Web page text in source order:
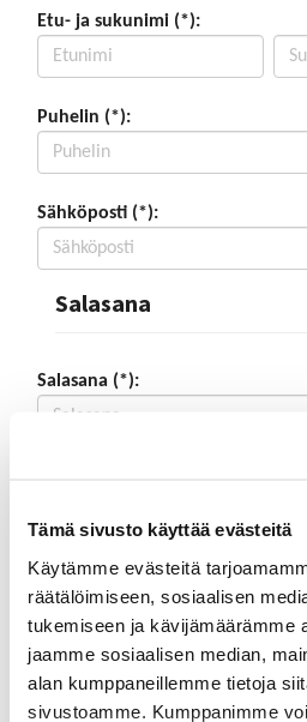
Tämä sivusto käyttää evästeitä
Käytämme evästeitä
räätälöimiseen, sosiaalisen
tukemiseen ja kävijämäärämme
jaamme sosiaalisen median,
alan kumppaneillemme tietoja
sivustoamme. Kumppanimme
Etu- ja sukunimi (*):
Puhelin (*):
Sähköposti (*):
Salasana
Salasana (*):
Yhteystiedot
Katuosoite (*):